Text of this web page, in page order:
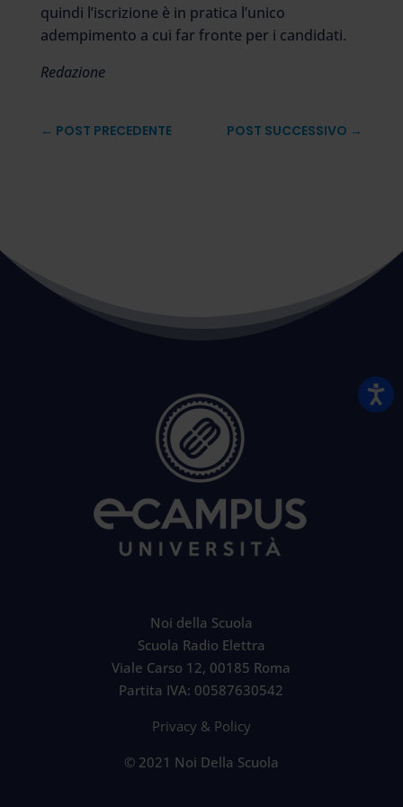
quindi l’iscrizione è in pratica l’unico
adempimento a cui far fronte per i candidati.
Redazione
← POST PRECEDENTE POST SUCCESSIVO →
Noi della Scuola
Scuola Radio Elettra
Viale Carso 12, 00185 Roma
Partita IVA: 00587630542
Privacy & Policy
© 2021 Noi Della Scuola